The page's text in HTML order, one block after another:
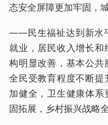
态安全屏障更加牢固，
——民生福祉达到新水
就业，居民收入增长
构明显改善，基本公共
全民受教育程度不断
加健全，卫生健康体
固拓展，乡村振兴战略全